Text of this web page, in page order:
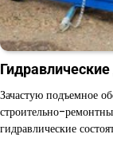
Зачастую подъемное
строительно-
гидравлические